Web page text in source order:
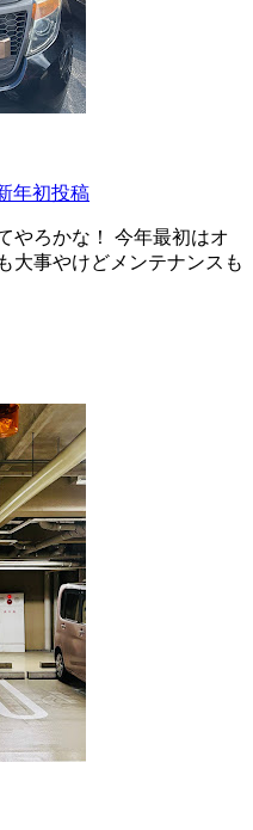
年初投稿
やろかな！ 今年最初はオ
大事やけどメンテナンスも